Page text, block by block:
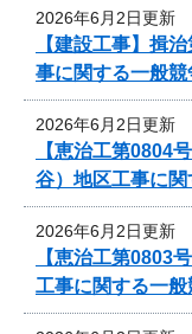
2026年6月2日更新
【建設工事】揖
事に関する一般
2026年6月2日更新
【恵治工第
谷）地区工事に
2026年6月2日更新
【恵治工第
工事に関する一